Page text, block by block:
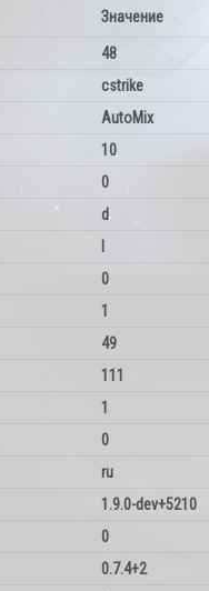
Значение
48
cstrike
AutoMix
10
0
d
0
1
49
111
1
0
ru
1.9.0-dev+5210
0
0.7.4+2